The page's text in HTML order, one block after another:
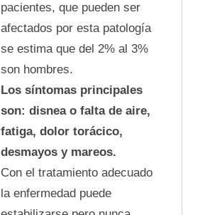
pacientes, que pueden ser
afectados por esta patología
se estima que del 2% al 3%
son hombres.
Los síntomas principales
son: disnea o falta de aire,
fatiga, dolor torácico,
desmayos y mareos.
Con el tratamiento adecuado
la enfermedad puede